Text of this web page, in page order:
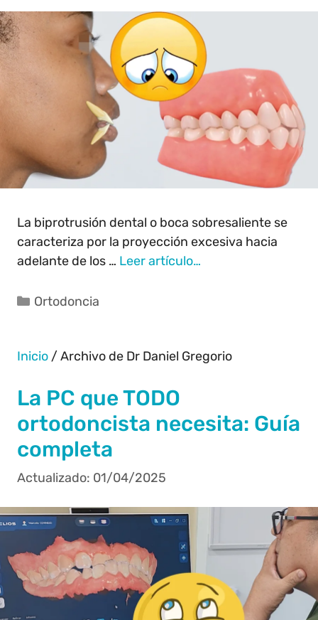
La biprotrusión dental o boca sobresaliente se
caracteriza por la proyección excesiva hacia
adelante de los … Leer artículo…
Ortodoncia
Inicio /Archivo de Dr Daniel Gregorio
La PC que TODO
ortodoncista necesita: Guía
completa
01/04/2025